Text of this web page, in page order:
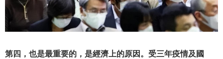
第四，也是最重要的，是經濟上的原因。受三年疫情及國